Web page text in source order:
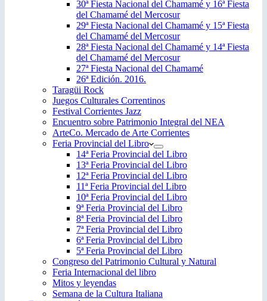
30ª Fiesta Nacional del Chamamé y 16ª Fiesta
del Chamamé del Mercosur
29ª Fiesta Nacional del Chamamé y 15ª Fiesta
del Chamamé del Mercosur
28ª Fiesta Nacional del Chamamé y 14ª Fiesta
del Chamamé del Mercosur
27ª Fiesta Nacional del Chamamé
26ª Edición. 2016.
Taragüi Rock
Juegos Culturales Correntinos
Festival Corrientes Jazz
Encuentro sobre Patrimonio Integral del NEA
ArteCo. Mercado de Arte Corrientes
Feria Provincial del Libro
14ª Feria Provincial del Libro
13ª Feria Provincial del Libro
12ª Feria Provincial del Libro
11ª Feria Provincial del Libro
10ª Feria Provincial del Libro
9ª Feria Provincial del Libro
8ª Feria Provincial del Libro
7ª Feria Provincial del Libro
6ª Feria Provincial del Libro
5ª Feria Provincial del Libro
Congreso del Patrimonio Cultural y Natural
Feria Internacional del libro
Mitos y leyendas
Semana de la Cultura Italiana